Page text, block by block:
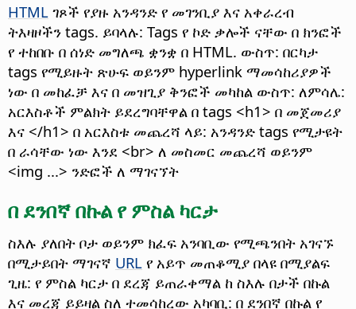
HTML ገጾች የያዙ አንዳንድ የ መገንቢያ እና አቀራረብ
ትእዛዞችን tags. ይባላሉ: Tags የ ኮድ ቃሎች ናቸው በ ክንፎች
የ ተከበቡ በ ሰነድ መግለጫ ቋንቋ በ HTML. ውስጥ: በርካታ
tags የሚይዙት ጽሁፍ ወይንም hyperlink ማመሳከሪያዎች
ነው በ መከፈቻ እና በ መዝጊያ ቅንፎች መካከል ውስጥ: ለምሳሌ:
አርእስቶች ምልክት ይደረግባቸዋል በ tags <h1> በ መጀመሪያ
እና </h1> በ አርእስቱ መጨረሻ ላይ: አንዳንድ tags የሚታዩት
በ ራሳቸው ነው እንደ <br> ለ መስመር መጨረሻ ወይንም
<img ...> ንድፎች ለ ማገናኘት
በ ደንበኛ በኩል የ ምስል ካርታ
ስእሉ ያለበት ቦታ ወይንም ክፈፍ አንባቢው የሚጫንበት አገናኙ
በሚታይበት ማገናኛ URL የ አይጥ መጠቆሚያ በላዩ በሚያልፍ
ጊዜ: የ ምስል ካርታ በ ደረጃ ይጠራቀማል ከ ስእሉ በታች በኩል
እና መረጃ ይይዛል ስለ ተመሳከረው አካባቢ: በ ደንበኛ በኩል የ